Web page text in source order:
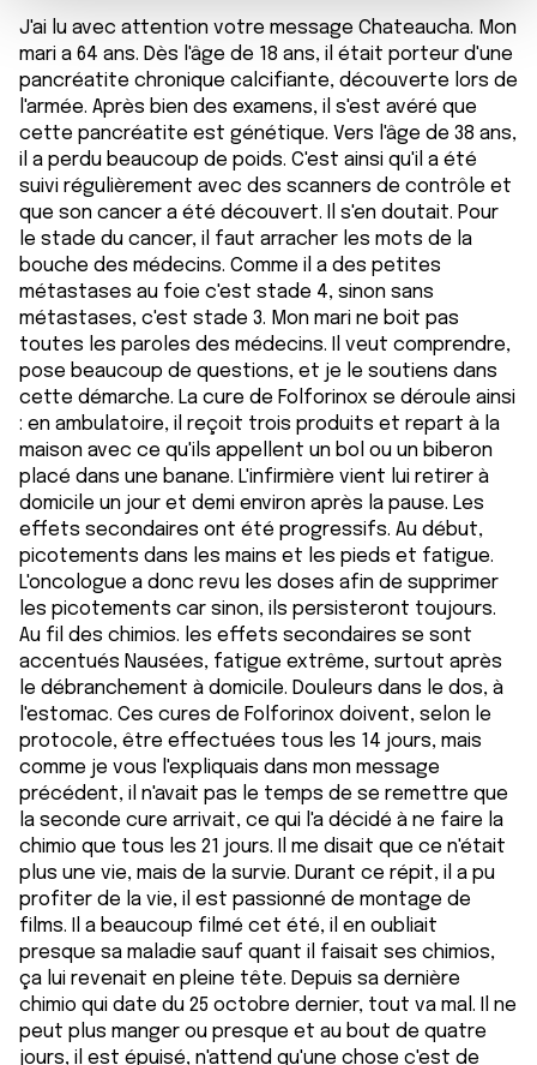
partageons également des informations sur l'utilisation de
notre site avec nos partenaires de médias sociaux, de
publicité et d'analyse, qui peuvent combiner celles-ci
avec d'autres informations que vous leur avez fournies
ou qu'ils ont collectées lors de votre utilisation de leurs
services.
J'ai lu avec attention votre message Chateaucha. Mon
mari a 64 ans. Dès l'âge de 18 ans, il était porteur d'une
pancréatite chronique calcifiante, découverte lors de
l'armée. Après bien des examens, il s'est avéré que
cette pancréatite est génétique. Vers l'âge de 38 ans,
il a perdu beaucoup de poids. C'est ainsi qu'il a été
suivi régulièrement avec des scanners de contrôle et
que son cancer a été découvert. Il s'en doutait. Pour
le stade du cancer, il faut arracher les mots de la
bouche des médecins. Comme il a des petites
métastases au foie c'est stade 4, sinon sans
métastases, c'est stade 3. Mon mari ne boit pas
toutes les paroles des médecins. Il veut comprendre,
pose beaucoup de questions, et je le soutiens dans
cette démarche. La cure de Folforinox se déroule ainsi
: en ambulatoire, il reçoit trois produits et repart à la
maison avec ce qu'ils appellent un bol ou un biberon
placé dans une banane. L'infirmière vient lui retirer à
domicile un jour et demi environ après la pause. Les
effets secondaires ont été progressifs. Au début,
picotements dans les mains et les pieds et fatigue.
L'oncologue a donc revu les doses afin de supprimer
les picotements car sinon, ils persisteront toujours.
Au fil des chimios. les effets secondaires se sont
accentués Nausées, fatigue extrême, surtout après
le débranchement à domicile. Douleurs dans le dos, à
l'estomac. Ces cures de Folforinox doivent, selon le
protocole, être effectuées tous les 14 jours, mais
comme je vous l'expliquais dans mon message
précédent, il n'avait pas le temps de se remettre que
la seconde cure arrivait, ce qui l'a décidé à ne faire la
chimio que tous les 21 jours. Il me disait que ce n'était
plus une vie, mais de la survie. Durant ce répit, il a pu
profiter de la vie, il est passionné de montage de
films. Il a beaucoup filmé cet été, il en oubliait
presque sa maladie sauf quant il faisait ses chimios,
ça lui revenait en pleine tête. Depuis sa dernière
chimio qui date du 25 octobre dernier, tout va mal. Il ne
peut plus manger ou presque et au bout de quatre
jours, il est épuisé, n'attend qu'une chose c'est de